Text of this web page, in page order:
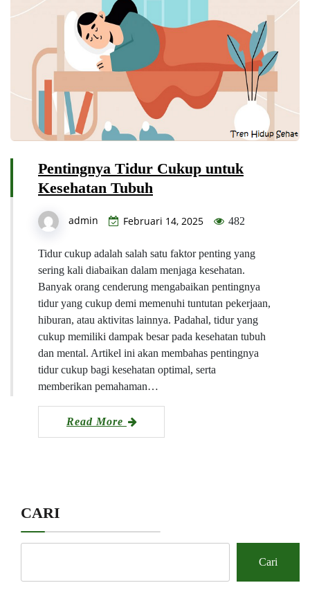
Pentingnya Tidur Cukup untuk
Kesehatan Tubuh
admin Februari 14, 2025 482
Tidur cukup adalah salah satu faktor penting yang
sering kali diabaikan dalam menjaga kesehatan.
Banyak orang cenderung mengabaikan pentingnya
tidur yang cukup demi memenuhi tuntutan pekerjaan,
hiburan, atau aktivitas lainnya. Padahal, tidur yang
cukup memiliki dampak besar pada kesehatan tubuh
dan mental. Artikel ini akan membahas pentingnya
tidur cukup bagi kesehatan optimal, serta
memberikan pemahaman…
Read More
CARI
Cari